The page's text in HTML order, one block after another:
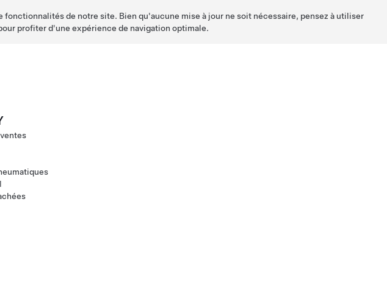
de notre site. Bien qu'aucune mise à jour ne soit nécessaire, pensez à utiliser
profiter d'une expérience de navigation optimale.